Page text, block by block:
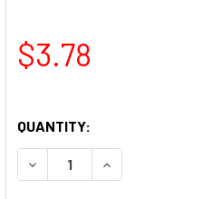
$3.78
QUANTITY:
DECREASE QUANTITY OF
INCREASE